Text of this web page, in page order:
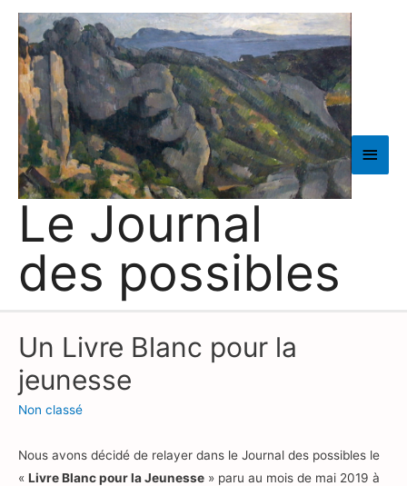
Le Journal
des possibles
Un Livre Blanc pour la
jeunesse
Non classé
Nous avons décidé de relayer dans le Journal des possibles le
« Livre Blanc pour la Jeunesse » paru au mois de mai 2019 à